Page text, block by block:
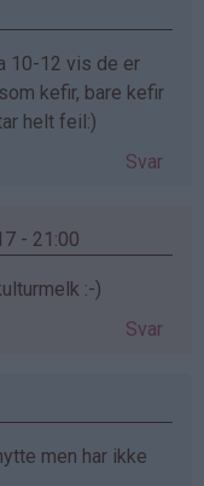
10-12 vis de er
kefir, bare kefir
helt feil:)
Svar
- 21:00
:-)
Svar
men har ikke